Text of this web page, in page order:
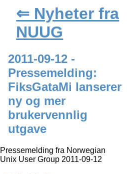
⇐ Nyheter fra
NUUG
2011-09-12 -
Pressemelding:
FiksGataMi lanserer
ny og mer
brukervennlig
utgave
Pressemelding fra Norwegian
Unix User Group 2011-09-12